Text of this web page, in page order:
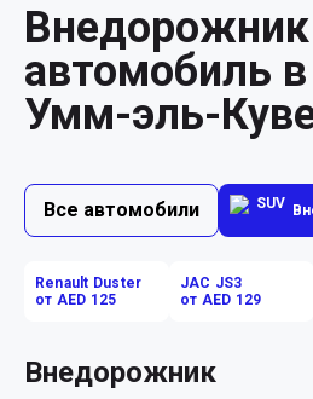
Внедорожник
автомобиль
Умм-эль-
Все автомобили
Renault Duster
от AED 125
JAC JS3
от AED 129
Внедорожник